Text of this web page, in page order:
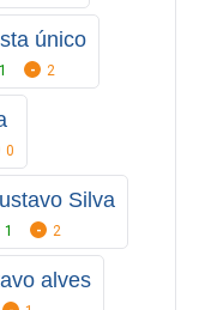
único
1 2
0
Silva
1 2
alves